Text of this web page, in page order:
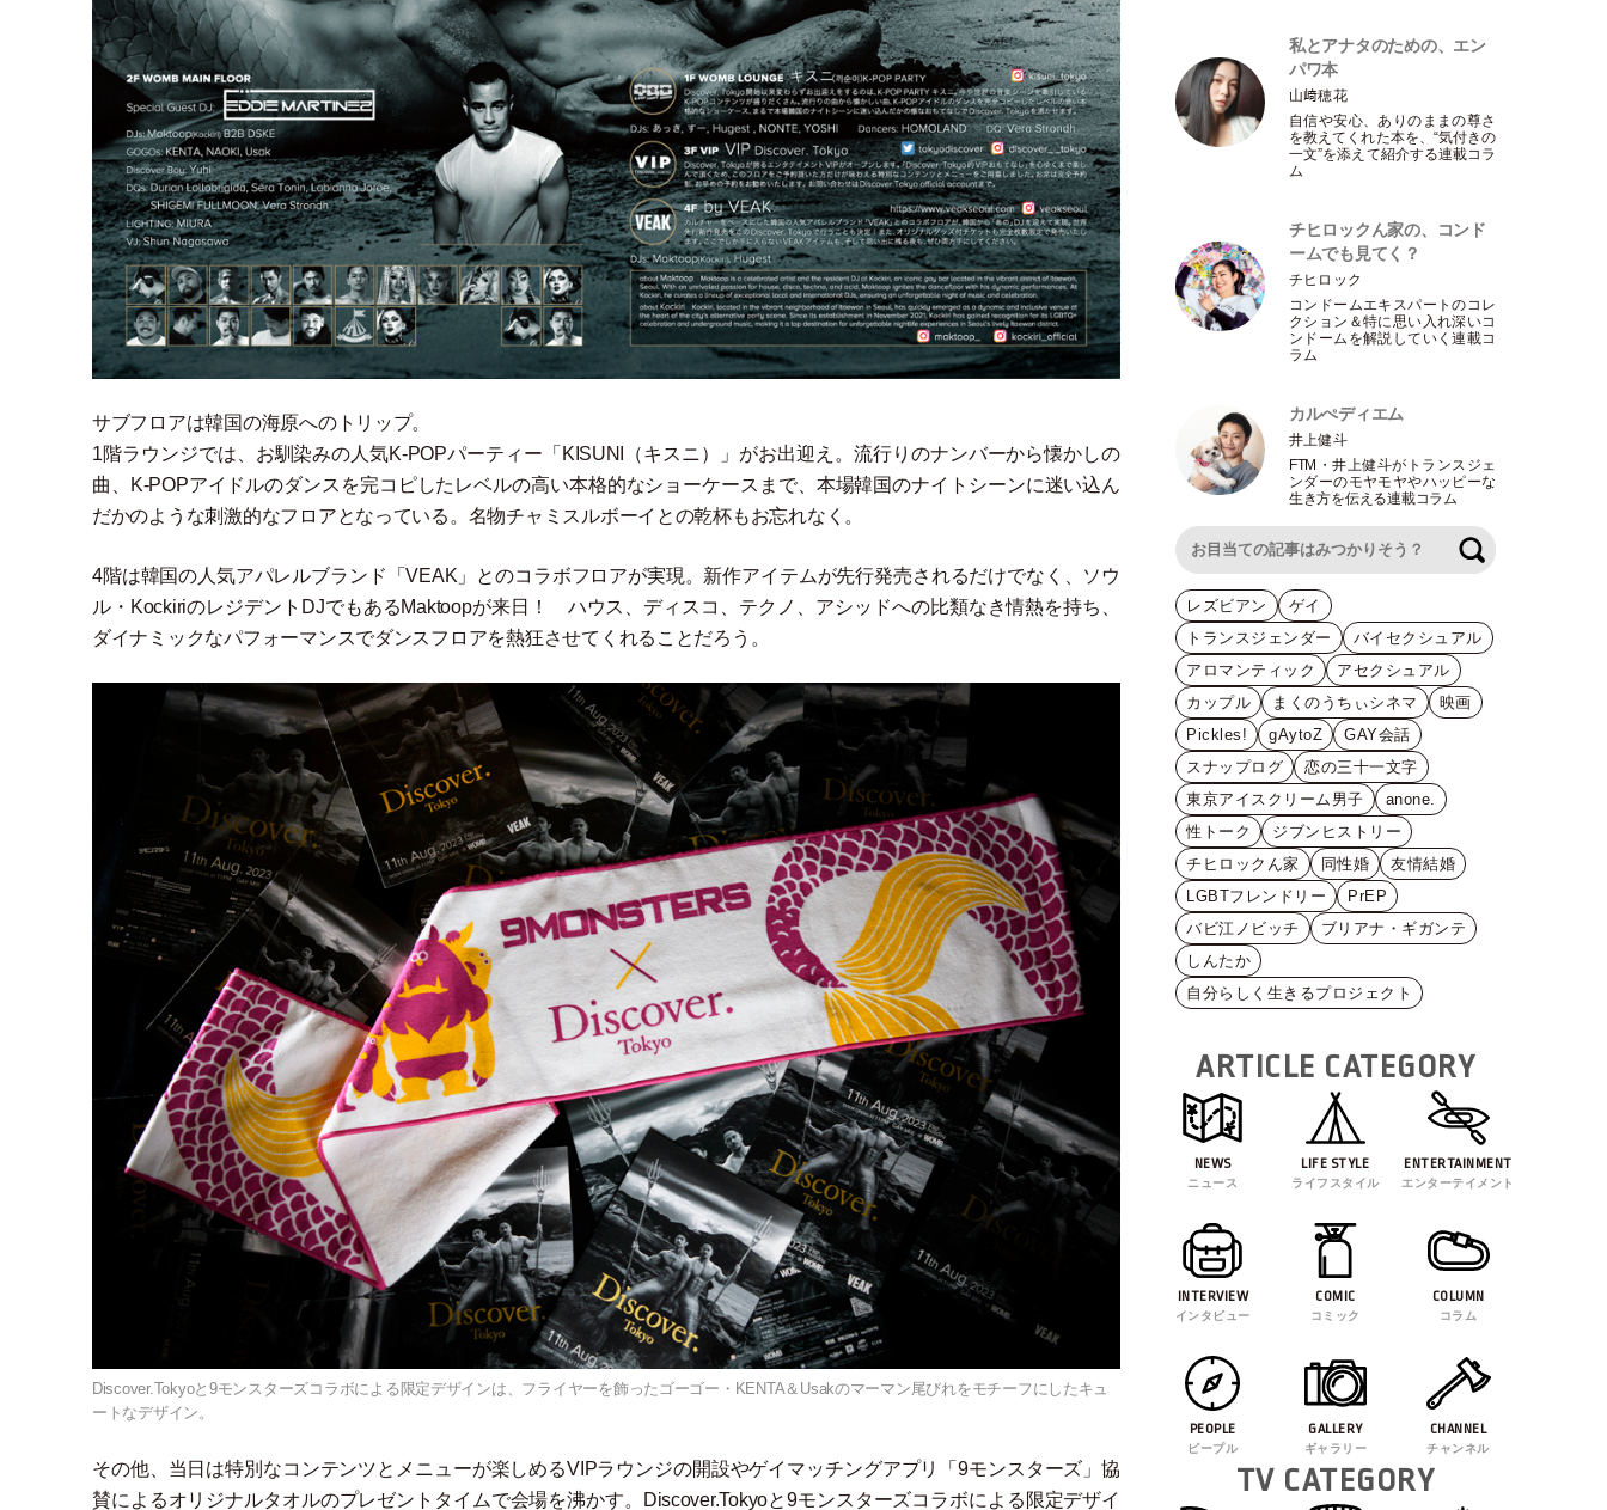
サブフロアは韓国の海原へのトリップ。
1階ラウンジでは、お馴染みの人気K-POPパーティー 「 KISUNI （キスニ） 」 がお出迎え。流行りのナンバーから懐かしの
曲、K-POPアイドルのダンスを完コピしたレベルの高い本格的なショーケースまで、本場韓国のナイトシーンに迷い込ん
だかのような刺激的なフロアとなっている。名物チャミスルボーイとの乾杯もお忘れなく。
4階は韓国の人気アパレルブランド 「VEAK」 とのコラボフロアが実現。新作アイテムが先行発売されるだけでなく、ソウ
ル・ KockiriのレジデントDJでもあるMaktoopが来日！ ハウス、ディスコ、テクノ、アシッドへの比類なき情熱を持ち、
ダイナミックなパフォーマンスでダンスフロアを熱狂させてくれることだろう。
Discover.Tokyoと9モンスターズコラボによる限定デザインは、フライヤーを飾ったゴーゴー・KENTA＆Usakのマーマン尾びれをモチーフにしたキュ
ートなデザイン。
その他、当日は特別なコンテンツとメニューが楽しめるVIPラウンジの開設やゲイマッチングアプリ 「9モンスターズ 」協
賛によるオリジナルタオルのプレゼントタイムで会場を沸かす。Discover.Tokyoと9モンスターズコラボによる限定デザイ
私とアナタのための、エン
パワ本
山﨑穂花
自信や安心、ありのままの尊さ
を教えてくれた本を、“気付きの
一文”を添えて紹介する連載コラ
ム
チヒロックん家の、コンド
ームでも見てく？
チヒロック
コンドームエキスパートのコレ
クション＆特に思い入れ深いコ
ンドームを解説していく連載コ
ラム
カルぺディエム
井上健斗
FTM ・井上健斗がトランスジェ
ンダーのモヤモヤやハッピーな
生き方を伝える連載コラム
レズビアン
ゲイ
トランスジェンダー
バイセクシュアル
アロマンティック
アセクシュアル
カップル
まくのうちぃシネマ
映画
Pickles!
gAytoZ
GAY会話
スナップログ
恋の三十一文字
東京アイスクリーム男子
anone.
性トーク
ジブンヒストリー
チヒロックん家
同性婚
友情結婚
LGBTフレンドリー
PrEP
バビ江ノビッチ
ブリアナ・ギガンテ
しんたか
自分らしく生きるプロジェクト
ARTICLE CATEGORY
NEWS
ニュース
LIFE STYLE
ライフスタイル
ENTERTAINMENT
エンターテイメント
INTERVIEW
インタビュー
COMIC
コミック
COLUMN
コラム
PEOPLE
ピープル
GALLERY
ギャラリー
CHANNEL
チャンネル
TV CATEGORY